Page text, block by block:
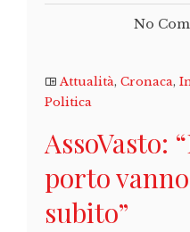
No
Attualità, Cronaca,
Politica
AssoVasto:
porto
subito”